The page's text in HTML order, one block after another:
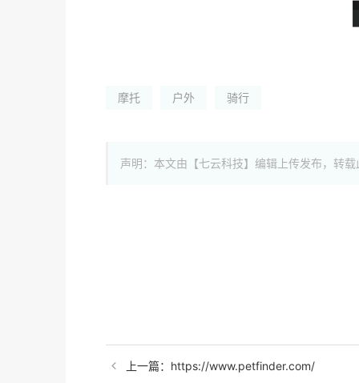
摩托 户外 骑行
声明：本文由【七云科技】编辑上传发布，转
上一篇：https://www.petfinder.com/